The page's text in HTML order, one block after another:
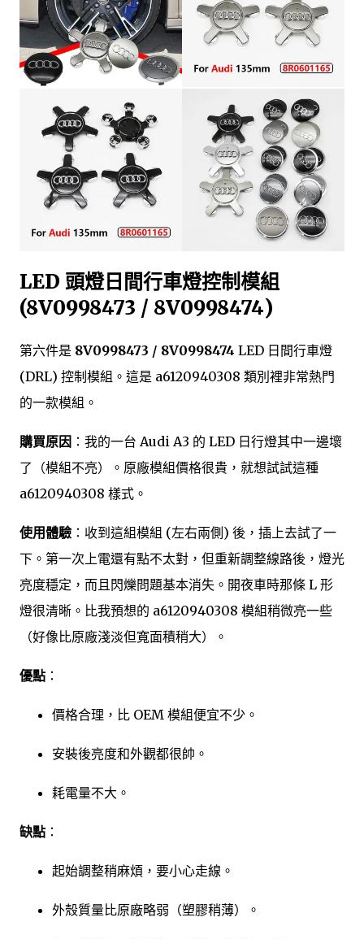
LED 頭燈日間行車燈控制模組
(8V0998473 / 8V0998474)
第六件是 8V0998473 / 8V0998474 LED 日間行車燈
(DRL) 控制模組。這是 a6120940308 類別裡非常熱門
的一款模組。
購買原因 ：我的一台 Audi A3 的 LED 日行燈其中一邊壞
了（模組不亮）。原廠模組價格很貴，就想試試這種
a6120940308 樣式。
使用體驗 ：收到這組模組 (左右兩側) 後，插上去試了一
下。第一次上電還有點不太對，但重新調整線路後，燈光
亮度穩定，而且閃爍問題基本消失。開夜車時那條 L 形
燈很清晰。比我預想的 a6120940308 模組稍微亮一些
（好像比原廠淺淡但寬面積稍大）。
優點 ：
價格合理，比 OEM 模組便宜不少。
安裝後亮度和外觀都很帥。
耗電量不大。
缺點 ：
起始調整稍麻煩，要小心走線。
外殼質量比原廠略弱（塑膠稍薄）。